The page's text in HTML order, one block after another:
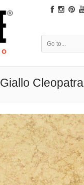
Giallo Cleopatra